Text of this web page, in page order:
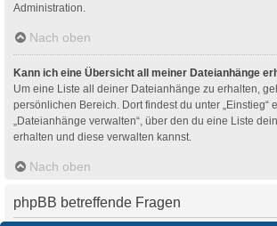
Administration.
Nach oben
Kann ich eine Übersicht all meiner Dateianhänge
Um eine Liste all deiner Dateianhänge zu erhalten,
persönlichen Bereich. Dort findest du unter „Einstieg“
„Dateianhänge verwalten“, über den du eine Liste
erhalten und diese verwalten kannst.
Nach oben
phpBB betreffende Fragen